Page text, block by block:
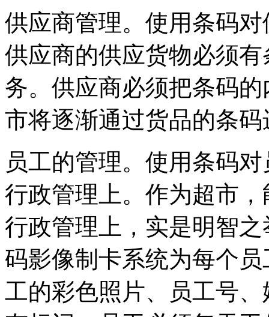
供应商管理。使用条码
供应商的供应货物必须
务。供应商必须把条码
市将逐渐通过货品的条
员工的管理。使用条码
行政管理上。作为超市
行政管理上，实是明智
码影像制卡系统为每个
工的彩色照片、员工号